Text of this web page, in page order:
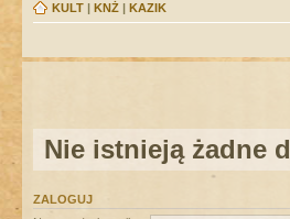
KULT | KNŻ | KAZIK
Nie istnieją żadne
ZALOGUJ